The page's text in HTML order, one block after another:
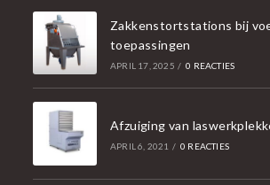
Zakkenstortstations bij
toepassingen
APRIL 17, 2025 / 0 REACTIES
Afzuiging van
APRIL 6, 2021 / 0 REACTIES